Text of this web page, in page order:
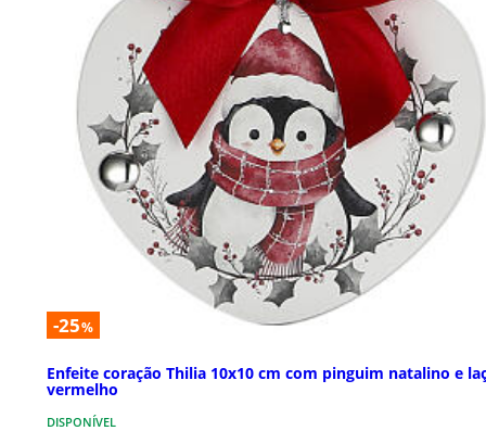
-25%
Enfeite coração Thilia 10x10 cm com pinguim natalino e
vermelho
DISPONÍVEL